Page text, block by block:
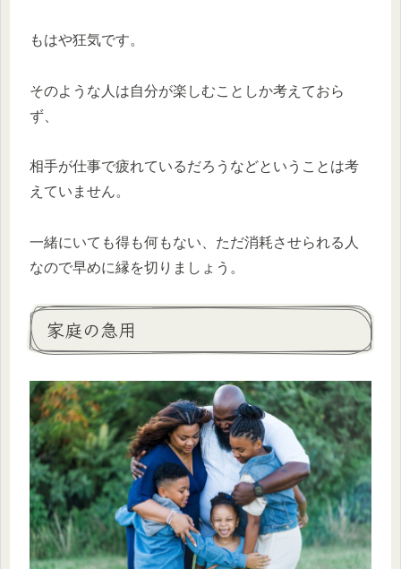
もはや狂気です。
そのような人は自分が楽しむことしか考えておら
ず、
相手が仕事で疲れているだろうなどということは考
えていません。
一緒にいても得も何もない、ただ消耗させられる人
なので早めに縁を切りましょう。
家庭の急用